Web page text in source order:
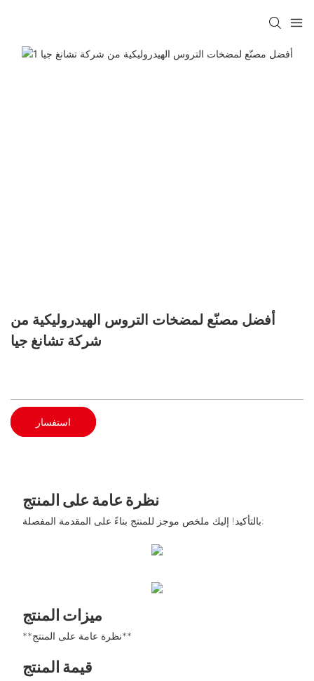
أفضل مصنّع لمضخات التروس الهيدروليكية من
شركة تشانغ جيا
استفسار
نظرة عامة على المنتج
بالتأكيد! إليك ملخص موجز للمنتج بناءً على المقدمة المفصلة:
ميزات المنتج
**نظرة عامة على المنتج**
قيمة المنتج